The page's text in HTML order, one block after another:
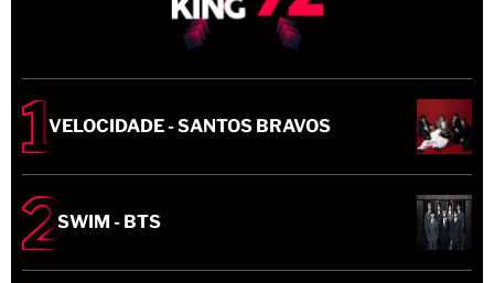
VELOCIDADE - SANTOS BRAVOS
SWIM - BTS